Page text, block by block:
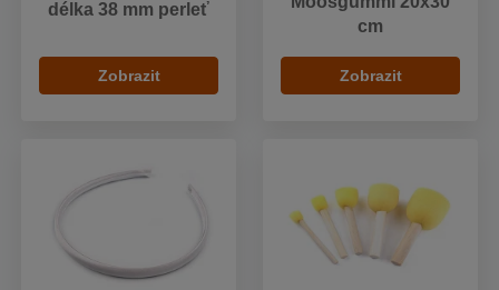
délka 38 mm perleť
Zobrazit
cm
Zobrazit